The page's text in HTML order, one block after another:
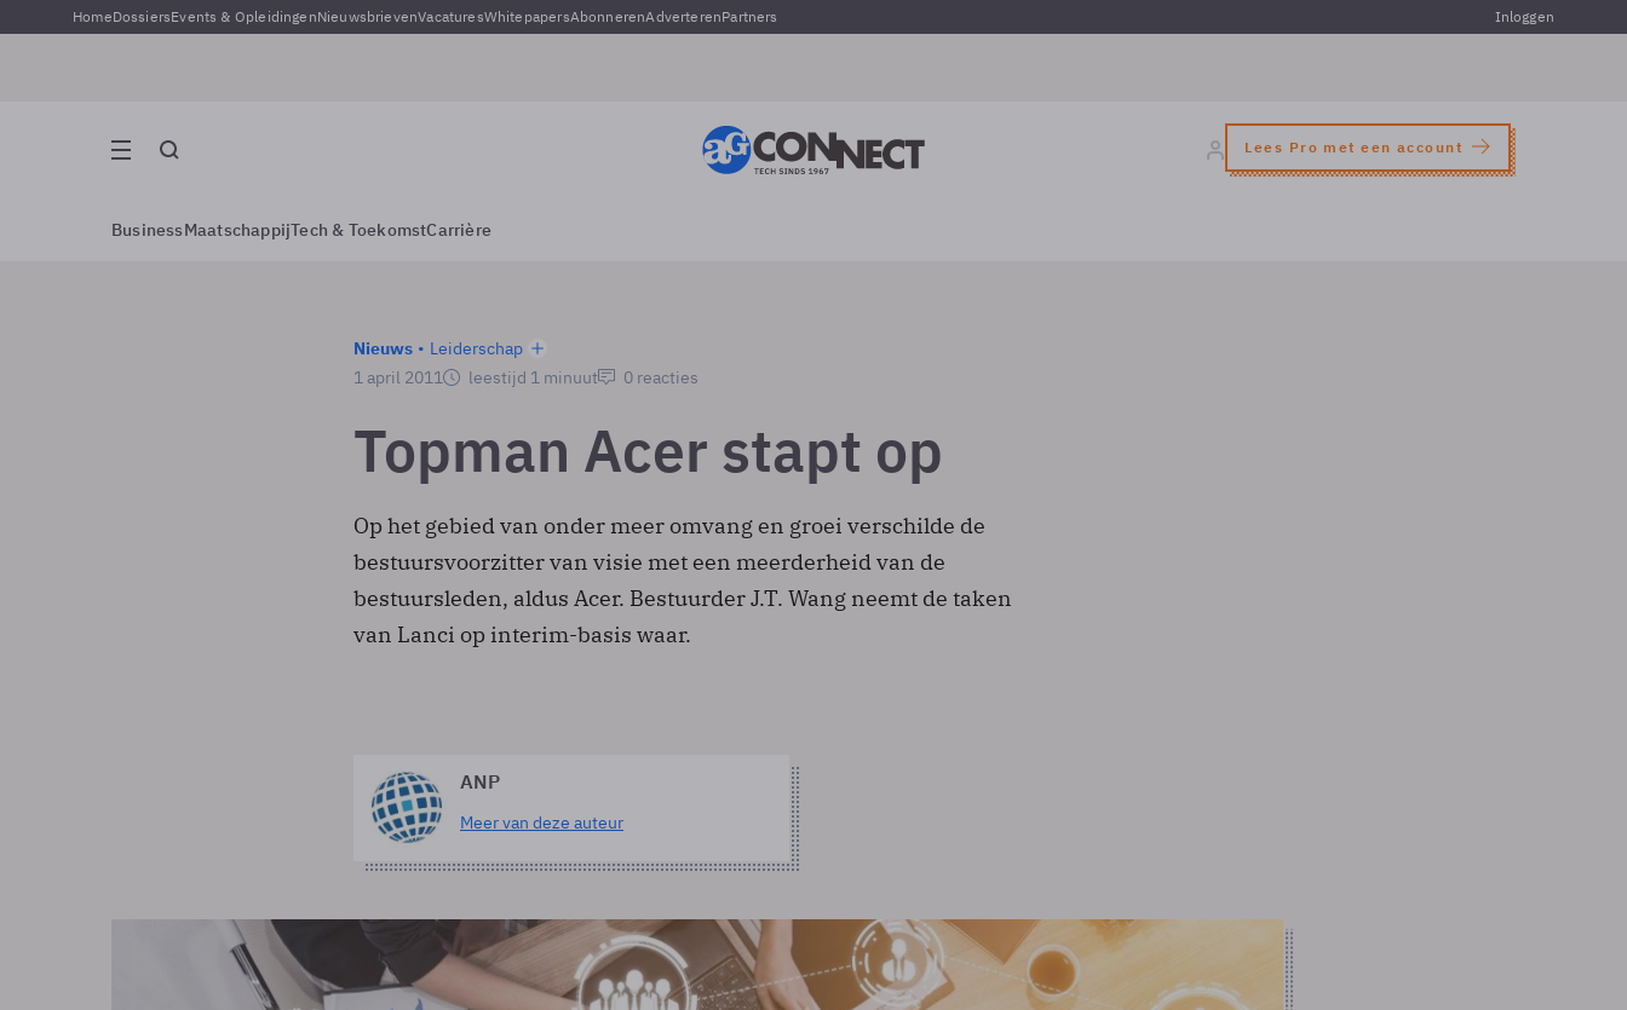
HomeDossiersEvents & OpleidingenNieuwsbrievenVacaturesWhitepapersAbonnerenAdverterenPartners Inloggen
Lees Pro met een account
BusinessMaatschappijTech & ToekomstCarrière
Nieuws
Leiderschap
1 april 2011
leestijd 1 minuut 0 reacties
Topman Acer stapt op
Op het gebied van onder meer omvang en groei verschilde de
bestuursvoorzitter van visie met een meerderheid van de
bestuursleden, aldus Acer. Bestuurder J.T. Wang neemt de taken
van Lanci op interim-basis waar.
ANP
Meer van deze auteur